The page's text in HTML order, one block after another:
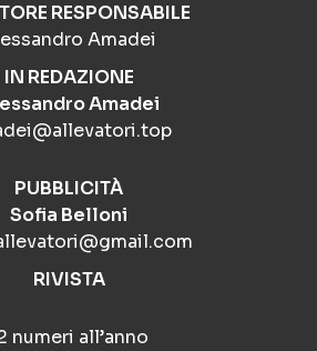
RESPONSABILE
Amadei
IN REDAZIONE
Amadei
PUBBLICITÀ
Sofia Belloni
RIVISTA
numeri all’anno